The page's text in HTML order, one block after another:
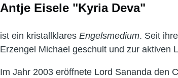
Antje Eisele "Kyria Deva"
ist ein kristallklares Engelsmedium. Seit
Erzengel Michael geschult und zur aktiven
Im Jahr 2003 eröffnete Lord Sananda den